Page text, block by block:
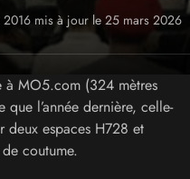
2016 mis à jour le 25 mars 2026
à MO5.com (324 mètres
que l’année dernière, celle-
deux espaces H728 et
coutume.